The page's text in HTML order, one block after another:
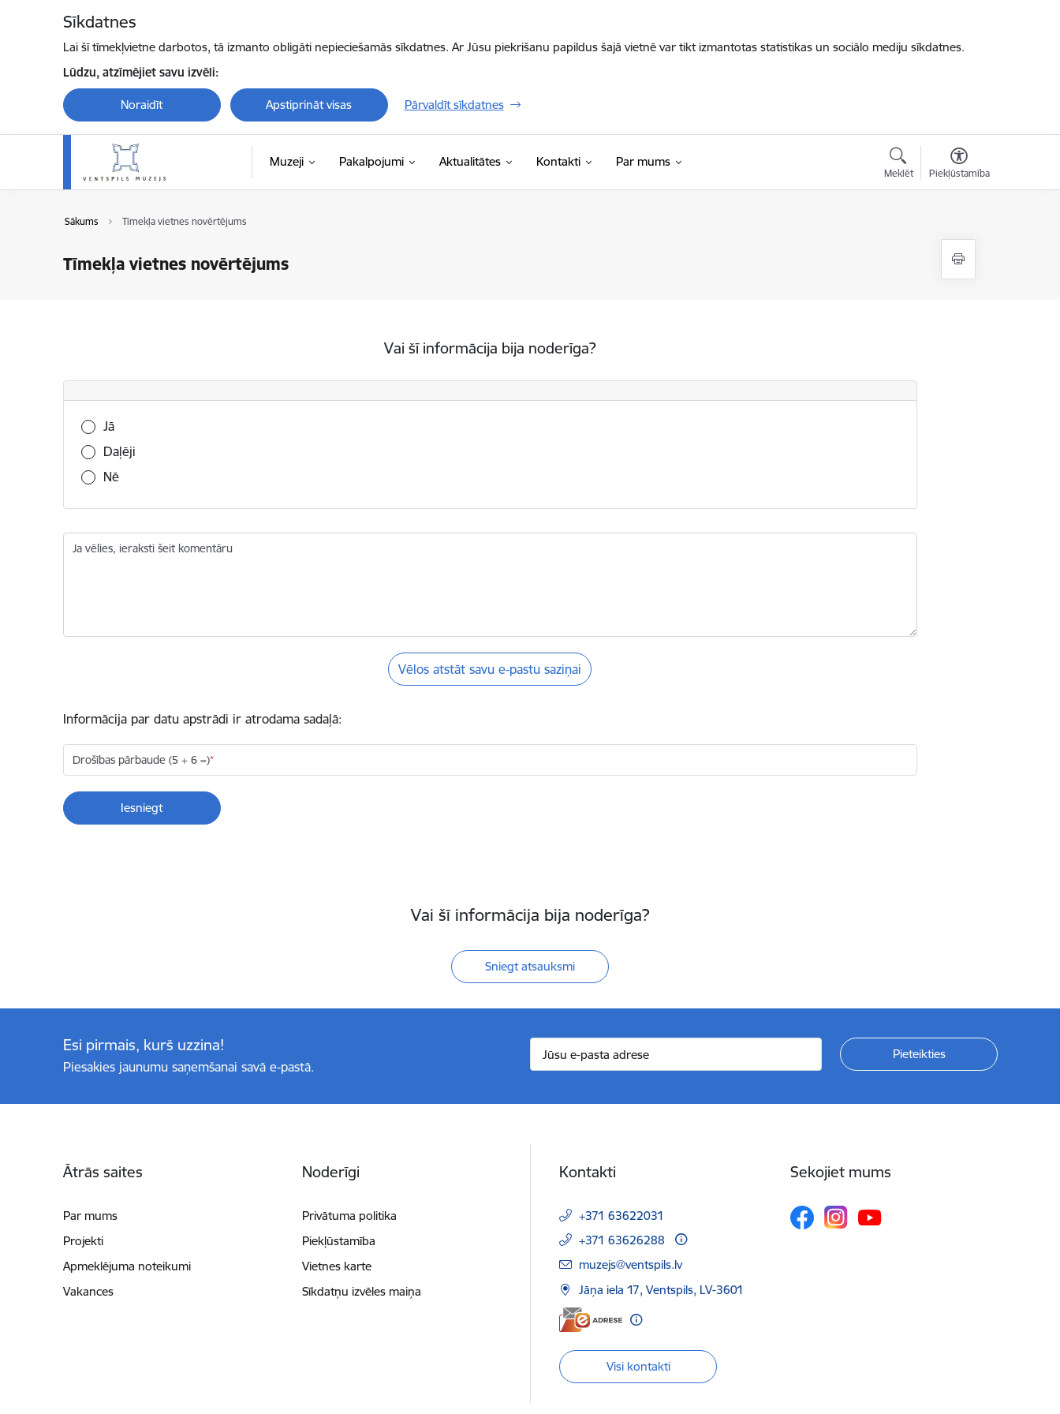
Sīkdatnes
Lai šī tīmekļvietne darbotos, tā izmanto obligāti nepieciešamās sīkdatnes. Ar Jūsu piekrišanu papildus šajā vietnē var tikt izmantotas statistikas un sociālo mediju sīkdatnes.
Lūdzu, atzīmējiet savu izvēli:
Noraidīt Apstiprināt visas Pārvaldīt sīkdatnes
Muzeji Pakalpojumi Aktualitātes Kontakti Par mums
Meklēt Piekļūstamība
Sākums Tīmekļa vietnes novērtējums
Tīmekļa vietnes novērtējums
Vai šī informācija bija noderīga?
Vai šī informācija bija noderīga?
Jā
Daļēji
Nē
Ja vēlies, ieraksti šeit komentāru
Vēlos atstāt savu e-pastu saziņai
Informācija par datu apstrādi ir atrodama sadaļā:
Drošības pārbaude (5 + 6 =)
Vai šī informācija bija noderīga?
Sniegt atsauksmi
Esi pirmais, kurš uzzina!
Piesakies jaunumu saņemšanai savā e-pastā.
Ātrās saites
Par mums
Projekti
Apmeklējuma noteikumi
Vakances
Noderīgi
Privātuma politika
Piekļūstamība
Vietnes karte
Sīkdatņu izvēles maiņa
Kontakti
+371 63622031
+371 63626288
E-pasts:
muzejs@ventspils.lv
Jāņa iela 17, Ventspils, LV-3601
Visi kontakti
Sekojiet mums